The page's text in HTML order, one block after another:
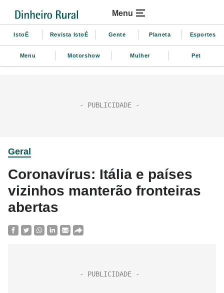
Menu
IstoÉ Revista IstoÉ Gente Planeta Esportes
Menu Motorshow Mulher Pet
Geral
Coronavírus: Itália e países
vizinhos manterão fronteiras
abertas